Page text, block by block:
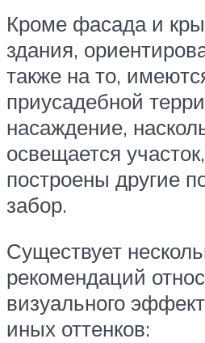
Кроме фасада и
здания,
также на то,
приусадебной
насаждение,
освещается
построены другие
забор.
Существует
рекомендаций
визуального
иных оттенков: